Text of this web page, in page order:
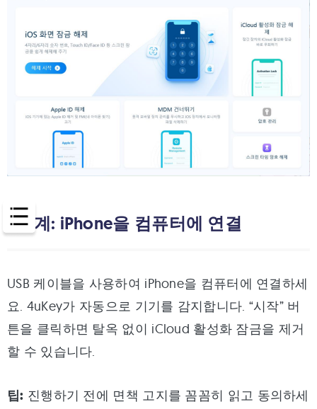
2단계: iPhone을 컴퓨터에 연결
USB 케이블을 사용하여 iPhone을 컴퓨터에 연결하세
요. 4uKey가 자동으로 기기를 감지합니다. “시작” 버
튼을 클릭하면 탈옥 없이 iCloud 활성화 잠금을 제거
할 수 있습니다.
팁: 진행하기 전에 면책 고지를 꼼꼼히 읽고 동의하세